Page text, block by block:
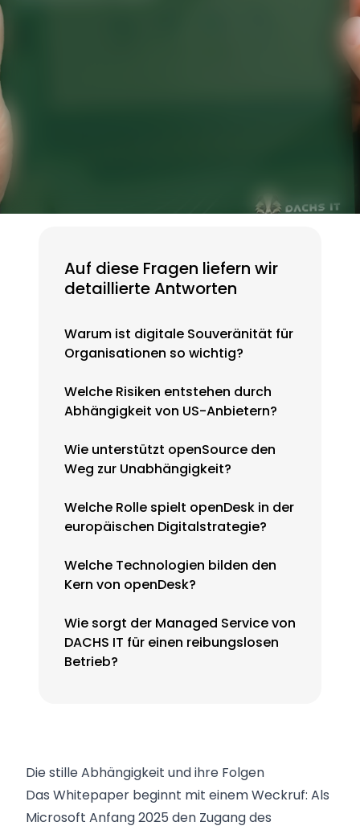
zu überwinden. Es
sind, um Kontrolle, Datenschutz
in Europa zu sichern.
Auf diese Fragen liefern wir
detaillierte Antworten
Warum ist digitale Souveränität für
Organisationen so wichtig?
Welche Risiken entstehen durch
Abhängigkeit von US-Anbietern?
Wie unterstützt openSource den
Weg zur Unabhängigkeit?
Welche Rolle spielt openDesk in der
europäischen Digitalstrategie?
Welche Technologien bilden den
Kern von openDesk?
Wie sorgt der Managed Service von
DACHS IT für einen reibungslosen
Betrieb?
Die stille Abhängigkeit und ihre Folgen
Das Whitepaper beginnt mit einem Weckruf: Als
Microsoft Anfang 2025 den Zugang des